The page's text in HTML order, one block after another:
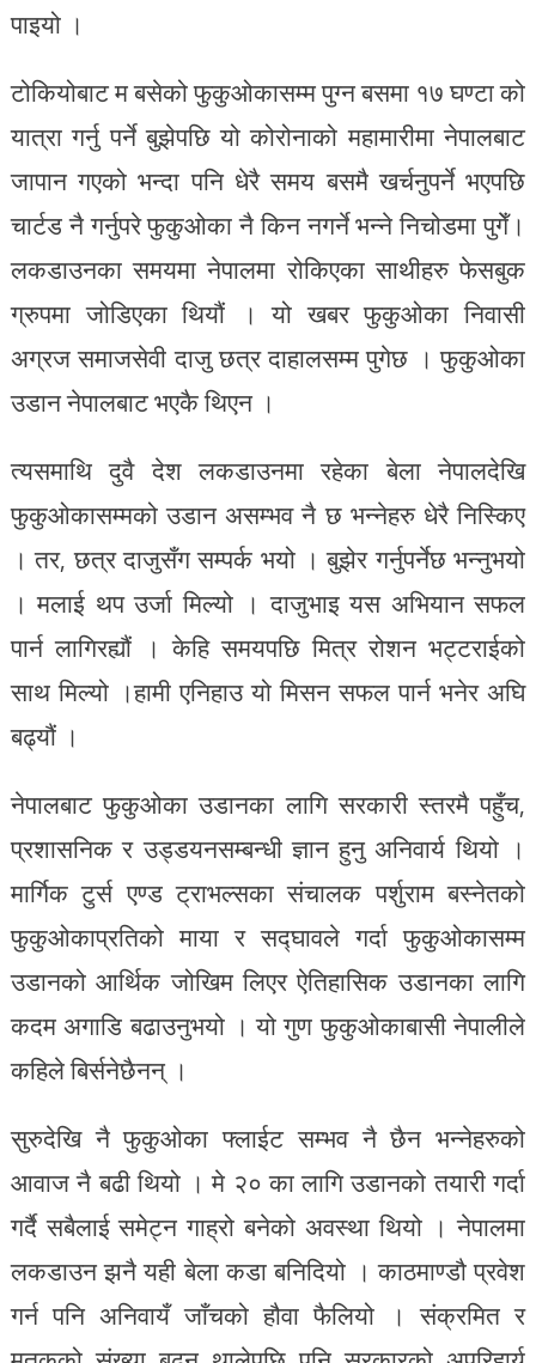
पाइयो ।
टोकियोबाट म बसेको फुकुओकासम्म पुग्न बसमा १७ घण्टा को
यात्रा गर्नु पर्ने बुझेपछि यो कोरोनाको महामारीमा नेपालबाट
जापान गएको भन्दा पनि धेरै समय बसमै खर्चनुपर्ने भएपछि
चार्टड नै गर्नुपरे फुकुओका नै किन नगर्ने भन्ने निचोडमा पुगेँ।
लकडाउनका समयमा नेपालमा रोकिएका साथीहरु फेसबुक
ग्रुपमा जोडिएका थियौं । यो खबर फुकुओका निवासी
अग्रज समाजसेवी दाजु छत्र दाहालसम्म पुगेछ । फुकुओका
उडान नेपालबाट भएकै थिएन ।
त्यसमाथि दुवै देश लकडाउनमा रहेका बेला नेपालदेखि
फुकुओकासम्मको उडान असम्भव नै छ भन्नेहरु धेरै निस्किए
। तर, छत्र दाजुसँग सम्पर्क भयो । बुझेर गर्नुपर्नेछ भन्नुभयो
। मलाई थप उर्जा मिल्यो । दाजुभाइ यस अभियान सफल
पार्न लागिरह्यौं । केहि समयपछि मित्र रोशन भट्टराईको
साथ मिल्यो ।हामी एनिहाउ यो मिसन सफल पार्न भनेर अघि
बढ्यौं ।
नेपालबाट फुकुओका उडानका लागि सरकारी स्तरमै पहुँच,
प्रशासनिक र उड्डयनसम्बन्धी ज्ञान हुनु अनिवार्य थियो ।
मार्गिक टुर्स एण्ड ट्राभल्सका संचालक पर्शुराम बस्नेतको
फुकुओकाप्रतिको माया र सद्घावले गर्दा फुकुओकासम्म
उडानको आर्थिक जोखिम लिएर ऐतिहासिक उडानका लागि
कदम अगाडि बढाउनुभयो । यो गुण फुकुओकाबासी नेपालीले
कहिले बिर्सनेछैनन् ।
सुरुदेखि नै फुकुओका फ्लाईट सम्भव नै छैन भन्नेहरुको
आवाज नै बढी थियो । मे २० का लागि उडानको तयारी गर्दा
गर्दै सबैलाई समेट्न गाह्रो बनेको अवस्था थियो । नेपालमा
लकडाउन झनै यही बेला कडा बनिदियो । काठमाण्डौ प्रवेश
गर्न पनि अनिवायँ जाँचको हौवा फैलियो । संक्रमित र